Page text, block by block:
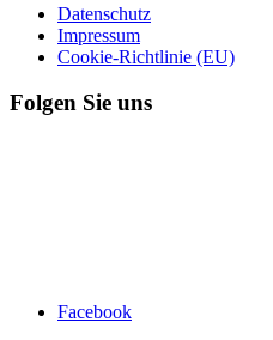
Datenschutz
Impressum
Cookie-Richtlinie (EU)
Folgen Sie uns
Facebook